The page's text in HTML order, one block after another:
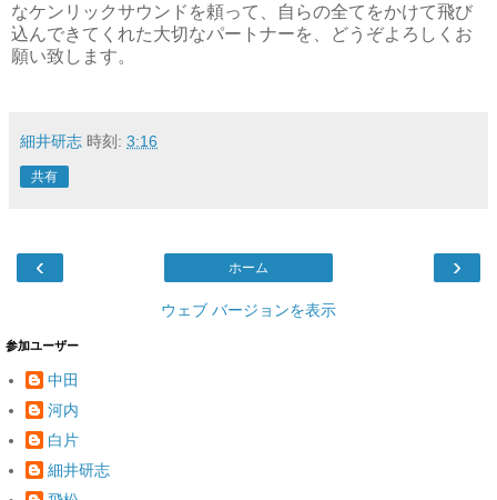
なケンリックサウンドを頼って、自らの全てをかけて飛び
込んできてくれた大切なパートナーを、どうぞよろしくお
願い致します。
細井研志 時刻: 3:16
共有
‹ ›
ホーム
ウェブ バージョンを表示
参加ユーザー
中田
河内
白片
細井研志